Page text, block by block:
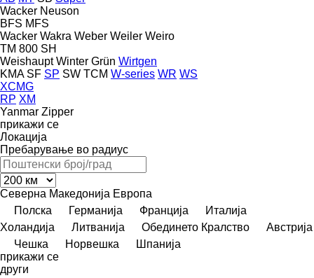
Wacker Neuson
BFS MFS
Wacker Wakra Weber Weiler Weiro
TM 800 SH
Weishaupt Winter Grün Wirtgen
KMA SF SP SW TCM W-series WR WS
XCMG
RP XM
Yanmar Zipper
прикажи се
Локација
Пребарување во радиус
Северна Македонија Европа
Полска
Германија Франција
Италија
Холандија
Литванија Обединето Кралство
Австрија
Чешка
Норвешка
Шпанија
прикажи се
други